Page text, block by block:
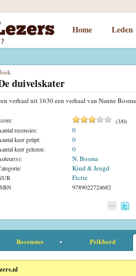
Home Leden
duivelskater
verhaal uit 1630 een verhaal van Nanne
(3/0)
recensies:
0
keer getipt: 0
keer gelezen: 0
N. Bosma
Kind & Jeugd
Fictie
9789022724682
Recensies Prikbord